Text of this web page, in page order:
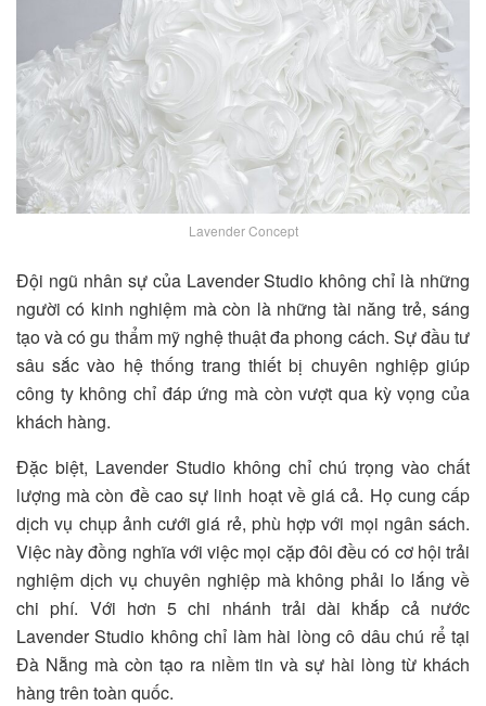
Lavender Concept
Đội ngũ nhân sự của Lavender Studio không chỉ là những
người có kinh nghiệm mà còn là những tài năng trẻ, sáng
tạo và có gu thẩm mỹ nghệ thuật đa phong cách. Sự đầu tư
sâu sắc vào hệ thống trang thiết bị chuyên nghiệp giúp
công ty không chỉ đáp ứng mà còn vượt qua kỳ vọng của
khách hàng.
Đặc biệt, Lavender Studio không chỉ chú trọng vào chất
lượng mà còn đề cao sự linh hoạt về giá cả. Họ cung cấp
dịch vụ chụp ảnh cưới giá rẻ, phù hợp với mọi ngân sách.
Việc này đồng nghĩa với việc mọi cặp đôi đều có cơ hội trải
nghiệm dịch vụ chuyên nghiệp mà không phải lo lắng về
chi phí. Với hơn 5 chi nhánh trải dài khắp cả nước
Lavender Studio không chỉ làm hài lòng cô dâu chú rể tại
Đà Nẵng mà còn tạo ra niềm tin và sự hài lòng từ khách
hàng trên toàn quốc.